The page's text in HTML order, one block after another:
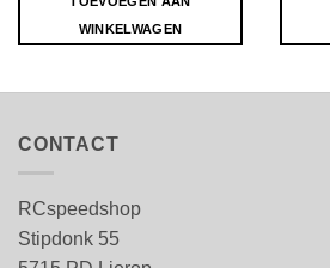
WINKELWAGEN
CONTACT
RCspeedshop
Stipdonk 55